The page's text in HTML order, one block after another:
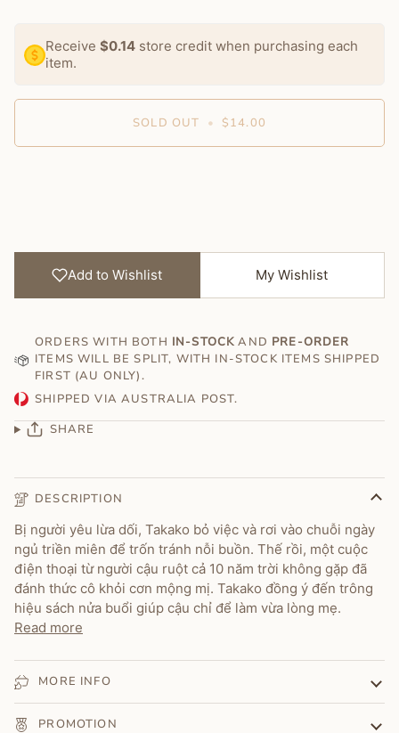
Receive $0.14 store credit when purchasing each
item.
SOLD OUT • $14.00
Add to Wishlist My Wishlist
ORDERS WITH BOTH IN-STOCK AND PRE-ORDER
ITEMS WILL BE SPLIT, WITH IN-STOCK ITEMS SHIPPED
FIRST (AU ONLY).
SHIPPED VIA AUSTRALIA POST.
SHARE
DESCRIPTION
Bị người yêu lừa dối, Takako bỏ việc và rơi vào chuỗi ngày
ngủ triền miên để trốn tránh nỗi buồn. Thế rồi, một cuộc
điện thoại từ người cậu ruột cả 10 năm trời không gặp đã
đánh thức cô khỏi cơn mộng mị. Takako đồng ý đến trông
hiệu sách nửa buổi giúp cậu chỉ để làm vừa lòng mẹ.
Read more
MORE INFO
PROMOTION